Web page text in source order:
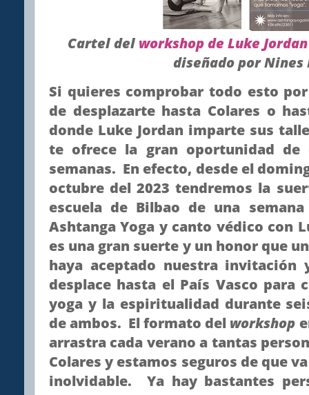
Cartel del workshop de Luke
diseñado por Nines
Si quieres comprobar todo esto
de desplazarte hasta Colares o
donde Luke Jordan imparte sus
te ofrece la gran oportunidad de
semanas. En efecto, desde el
octubre del 2023 tendremos la
escuela de Bilbao de una
Ashtanga Yoga y canto védico con
es una gran suerte y un honor que
haya aceptado nuestra
desplace hasta el País Vasco
yoga y la espiritualidad durante
de ambos. El formato del workshop
arrastra cada verano a tantas
Colares y estamos seguros de que
inolvidable. Ya hay bastantes